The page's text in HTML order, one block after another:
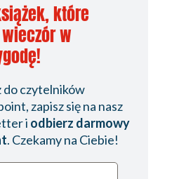
które
w
do czytelników
zapisz się na nasz
i odbierz darmowy
. Czekamy na Ciebie!